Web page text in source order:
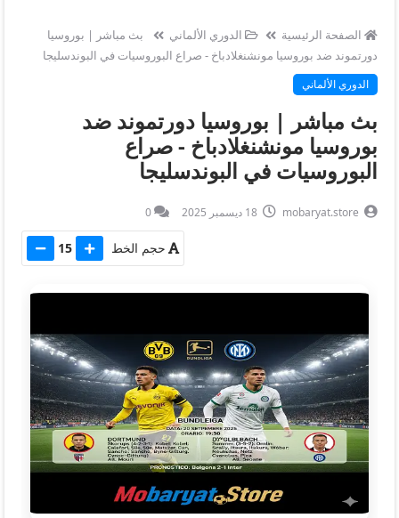
الصفحة الرئيسية الدوري الألماني
بث مباشر | بوروسيا
دورتموند ضد بوروسيا مونشنغلادباخ - صراع البوروسيات في البوندسليجا
الدوري الألماني
بث مباشر | بوروسيا دورتموند ضد
بوروسيا مونشنغلادباخ - صراع
البوروسيات في البوندسليجا
mobaryat.store
0
حجم الخط 15